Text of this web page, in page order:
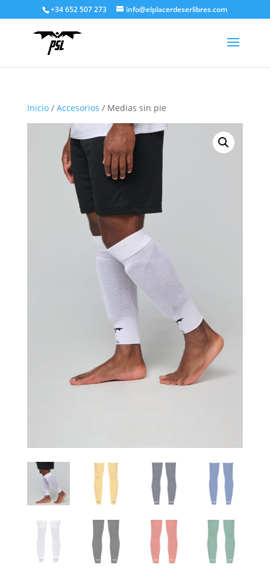
+34 652 507 273 info@elplacerdeserlibres.com
Inicio/ Accesorios / Medias sin pie